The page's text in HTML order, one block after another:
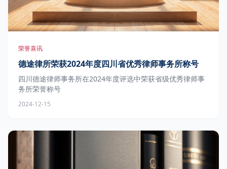
荣誉喜讯
德途律所荣获2024年度四川省优秀律师事务所称号
四川德途律师事务所在2024年度评选中荣获省级优秀律师事
务所荣誉称号
2024-12-15